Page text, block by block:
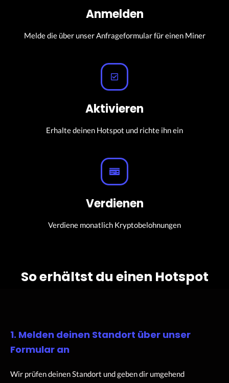
Anmelden
Melde die über unser Anfrageformular für einen Miner
Aktivieren
Erhalte deinen Hotspot und richte ihn ein
Verdienen
Verdiene monatlich Kryptobelohnungen
So erhältst du einen Hotspot
1. Melden deinen Standort über unser
Formular an
Wir prüfen deinen Standort und geben dir umgehend